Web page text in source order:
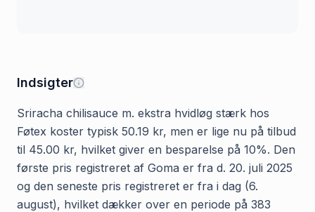
Indsigter
Sriracha chilisauce m. ekstra hvidløg stærk hos
Føtex koster typisk 50.19 kr, men er lige nu på tilbud
til 45.00 kr, hvilket giver en besparelse på 10%. Den
første pris registreret af Goma er fra d. 20. juli 2025
og den seneste pris registreret er fra i dag (6.
august), hvilket dækker over en periode på 383